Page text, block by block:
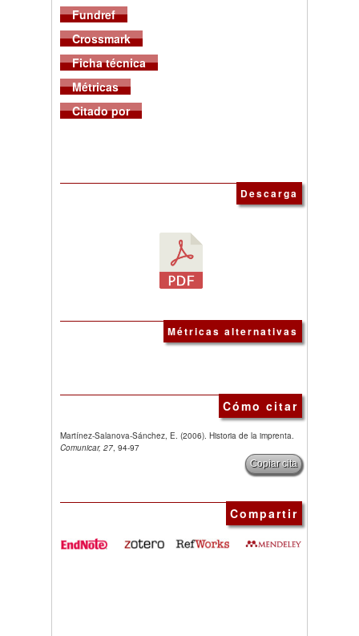
Fundref
Crossmark
Ficha técnica
Métricas
Citado por
Descarga
Métricas alternativas
Cómo citar
Martínez-Salanova-Sánchez, E. (2006). Historia de la imprenta.
Comunicar, 27, 94-97
Copiar cita
Compartir